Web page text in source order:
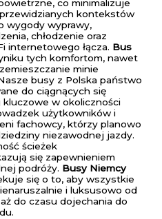
co minimalizuje
kontekstów
wygody wyprawy,
chłodzenie oraz
internetowego łącza. Bus
tych komfortom, nawet
minie
busy z Polska państwo
do ciągnących się
w okoliczności
użytkowników i
fachowcy, którzy planowo
niezawodnej jazdy.
ścieżek
się zapewnieniem
podróży. Busy Niemcy
się o to, aby wszystkie
i luksusowo od
do czasu dojechania do